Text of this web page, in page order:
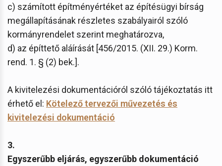
c) számított építményértéket az építésügyi bírság
megállapításának részletes szabályairól szóló
kormányrendelet szerint meghatározva,
d) az építtető aláírását [456/2015. (XII. 29.) Korm.
rend. 1. § (2) bek.].
A kivitelezési dokumentációról szóló tájékoztatás itt
érhető el: Kötelező tervezői művezetés és
kivitelezési dokumentáció
3.
Egyszerűbb eljárás, egyszerűbb dokumentáció